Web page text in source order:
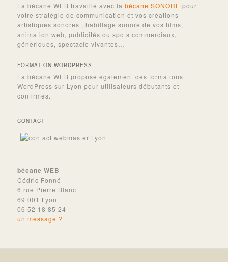
La bécane WEB travaille avec labécane SONORE pour
votre stratégie de communication et vos créations
artistiques sonores ; habillage sonore de vos films,
animation web, publicités ou spots commerciaux,
génériques, spectacle vivantes…
FORMATION WORDPRESS
La bécane WEB propose également des formations
WordPress sur Lyon pour utilisateurs débutants et
confirmés.
CONTACT
bécane WEB
Cédric Fonné
6 rue Pierre Blanc
69 001 Lyon
06 52 18 85 24
un message ?